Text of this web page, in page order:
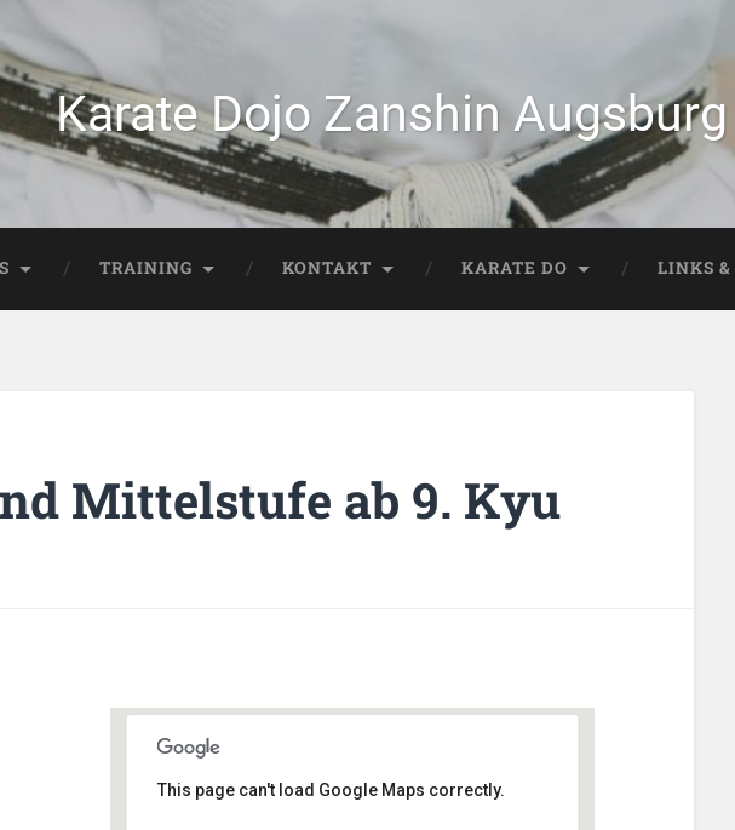
Karate Dojo Zanshin Augsburg
TRAINING KONTAKT KARATE DO LINKS &
Mittelstufe ab 9. Kyu
This page can't load Google Maps correctly.